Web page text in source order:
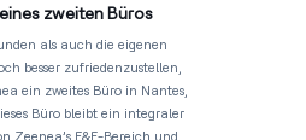
zweiten Büros
als auch die eigenen
besser zufriedenzustellen,
ein zweites Büro in Nantes,
Büro bleibt ein integraler
Zeenea’s F&E-Bereich und